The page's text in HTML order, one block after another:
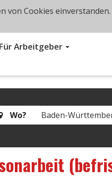
Für Arbeitgeber
Wo?
von Cookies einverstanden.